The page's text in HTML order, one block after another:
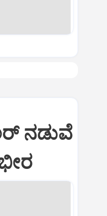
ನಡುವೆ